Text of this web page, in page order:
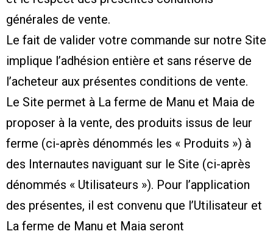
générales de vente.
Le fait de valider votre commande sur notre Site
implique l’adhésion entière et sans réserve de
l’acheteur aux présentes conditions de vente.
Le Site permet à La ferme de Manu et Maia de
proposer à la vente, des produits issus de leur
ferme (ci-après dénommés les « Produits ») à
des Internautes naviguant sur le Site (ci-après
dénommés « Utilisateurs »). Pour l’application
des présentes, il est convenu que l’Utilisateur et
La ferme de Manu et Maia seront